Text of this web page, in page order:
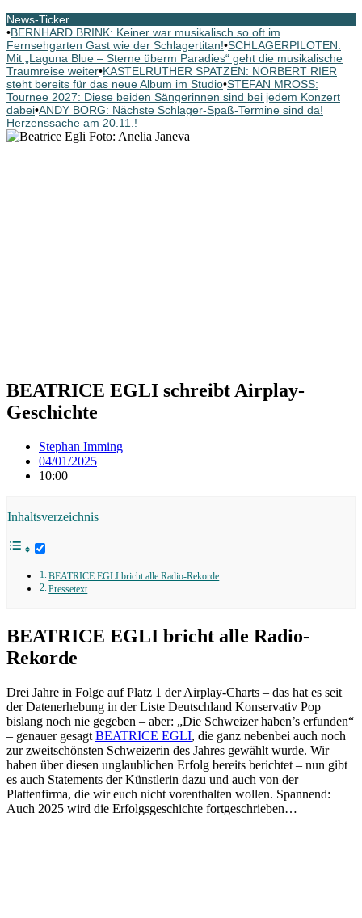
News-Ticker
•BERNHARD BRINK: Keiner war musikalisch so oft im
Fernsehgarten Gast wie der Schlagertitan!•SCHLAGERPILOTEN:
Mit „Laguna Blue – Sterne überm Paradies“ geht die musikalische
Traumreise weiter•KASTELRUTHER SPATZEN: NORBERT RIER
steht bereits für das neue Album im Studio•STEFAN MROSS:
Tournee 2027: Diese beiden Sängerinnen sind bei jedem Konzert
dabei•ANDY BORG: Nächste Schlager-Spaß-Termine sind da!
Herzenssache am 20.11.!
BEATRICE EGLI schreibt Airplay-
Geschichte
Stephan Imming
04/01/2025
10:00
Inhaltsverzeichnis
BEATRICE EGLI bricht alle Radio-Rekorde
Pressetext
BEATRICE EGLI bricht alle Radio-
Rekorde
Drei Jahre in Folge auf Platz 1 der Airplay-Charts – das hat es seit
der Datenerhebung in der Liste Deutschland Konservativ Pop
bislang noch nie gegeben – aber: „Die Schweizer haben’s erfunden“
– genauer gesagt BEATRICE EGLI, die ganz nebenbei auch noch
zur zweitschönsten Schweizerin des Jahres gewählt wurde. Wir
haben über diesen unglaublichen Erfolg bereits berichtet – nun gibt
es auch Statements der Künstlerin dazu und auch von der
Plattenfirma, die wir euch nicht vorenthalten wollen. Spannend:
Auch 2025 wird die Erfolgsgeschichte fortgeschrieben…